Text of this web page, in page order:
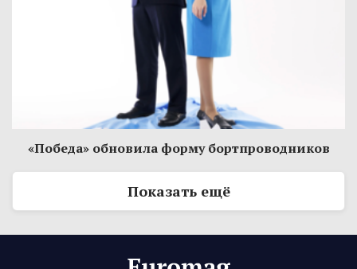
«Победа» обновила форму бортпроводников
Показать ещё